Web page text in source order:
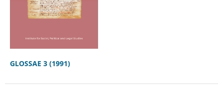
GLOSSAE 3 (1991)